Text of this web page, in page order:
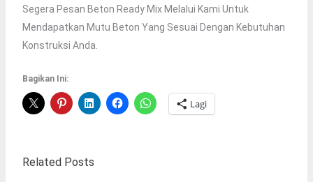
Segera Pesan Beton Ready Mix Melalui Kami Untuk
Mendapatkan Mutu Beton Yang Sesuai Dengan Kebutuhan
Konstruksi Anda.
Bagikan Ini:
Lagi
Related Posts